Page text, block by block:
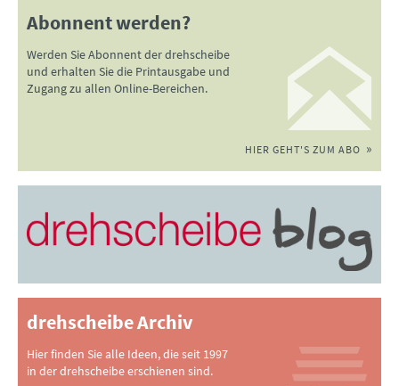
Abonnent werden?
Werden Sie Abonnent der drehscheibe
und erhalten Sie die Printausgabe und
Zugang zu allen Online-Bereichen.
HIER GEHT'S ZUM ABO
drehscheibe Archiv
Hier finden Sie alle Ideen, die seit 1997
in der drehscheibe erschienen sind.